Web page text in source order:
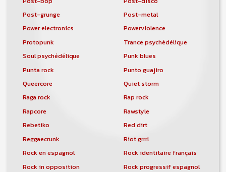
Post-grunge
Post-metal
Power electronics
Powerviolence
Protopunk
Trance psychédélique
Soul psychédélique
Punk blues
Punta rock
Punto guajiro
Queercore
Quiet storm
Raga rock
Rap rock
Rapcore
Rawstyle
Rebetiko
Red dirt
Reggaecrunk
Riot grrrl
Rock en espagnol
Rock identitaire français
Rock in opposition
Rock progressif espagnol